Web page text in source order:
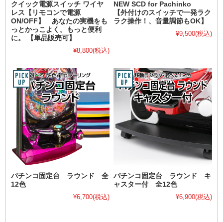
クイック電源スイッチ ワイヤ
レス【リモコンで電源
ON/OFF】 あなたの実機をも
っとかっこよく。もっと便利
に。 【単品販売可】
¥8,800(税込)
NEW SCD for Pachinko
【外付けのスイッチで一発ラク
ラク操作！、音量調節もOK】
¥9,500(税込)
パチンコ固定台 ラウンド 全
12色
¥6,700(税込)
パチンコ固定台 ラウンド キ
ャスター付 全12色
¥6,900(税込)